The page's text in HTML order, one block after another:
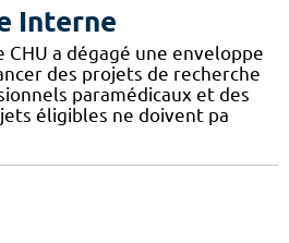
Interne
CHU a dégagé une enveloppe
des projets de recherche
paramédicaux et des
éligibles ne doivent pa